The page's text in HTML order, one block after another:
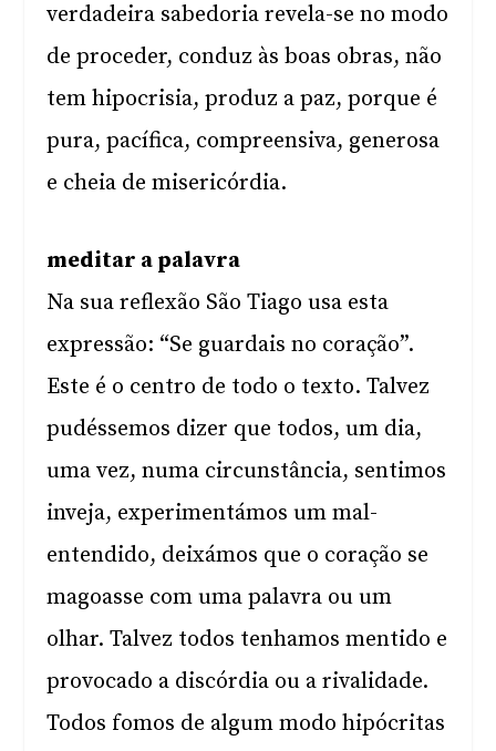
verdadeira sabedoria revela-se no modo
de proceder, conduz às boas obras, não
tem hipocrisia, produz a paz, porque é
pura, pacífica, compreensiva, generosa
e cheia de misericórdia.
meditar a palavra
Na sua reflexão São Tiago usa esta
expressão: “Se guardais no coração”.
Este é o centro de todo o texto. Talvez
pudéssemos dizer que todos, um dia,
uma vez, numa circunstância, sentimos
inveja, experimentámos um mal-
entendido, deixámos que o coração se
magoasse com uma palavra ou um
olhar. Talvez todos tenhamos mentido e
provocado a discórdia ou a rivalidade.
Todos fomos de algum modo hipócritas